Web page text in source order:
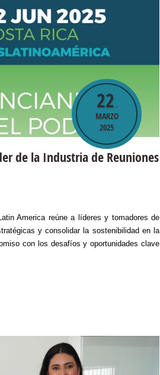
22 .
MARZO
2025
de la Industria de Reuniones
America reúne a líderes y tomadores de
y consolidar la sostenibilidad en la
con los desafíos y oportunidades clave